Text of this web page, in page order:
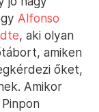
Alfonso
, aki olyan
amiken
őket,
Amikor